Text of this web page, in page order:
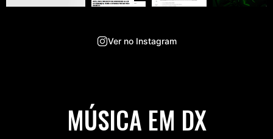
Ver no Instagram
MÚSICA EM DX